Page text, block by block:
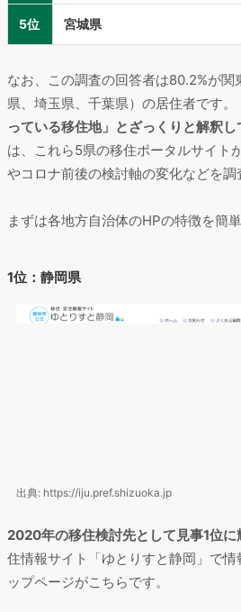
5位 宮城県
なお、この調査の回答者は80.2%が関
県、埼玉県、千葉県）の居住者です。
っている移住地」とざっくりと解釈し
は、これら5県の移住ポータルサイト
やコロナ前後の検討軸の変化などを調
まずは各地方自治体のHPの特徴を簡
1位：静岡県
出典: https://iju.pref.shizuoka.jp
2020年の移住検討先として見事1位に
住情報サイト「ゆとりすと静岡」で
ップページがこちらです。